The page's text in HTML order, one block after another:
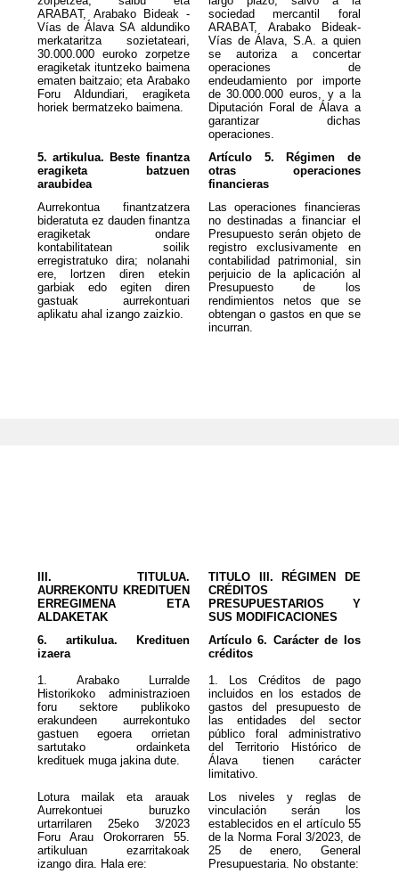
ARABAT, Arabako Bideak -
Vías de Álava SA aldundiko
merkataritza sozietateari,
30.000.000 euroko zorpetze
eragiketak ituntzeko baimena
ematen baitzaio; eta Arabako
Foru Aldundiari, eragiketa
horiek bermatzeko baimena.
sociedad mercantil foral
ARABAT, Arabako Bideak-
Vías de Álava, S.A. a quien
se autoriza a concertar
operaciones de
endeudamiento por importe
de 30.000.000 euros, y a la
Diputación Foral de Álava a
garantizar dichas
operaciones.
5. artikulua. Beste finantza
eragiketa batzuen
araubidea
Artículo 5. Régimen de
otras operaciones
financieras
Aurrekontua finantzatzera
bideratuta ez dauden finantza
eragiketak ondare
kontabilitatean soilik
erregistratuko dira; nolanahi
ere, lortzen diren etekin
garbiak edo egiten diren
gastuak aurrekontuari
aplikatu ahal izango zaizkio.
Las operaciones financieras
no destinadas a financiar el
Presupuesto serán objeto de
registro exclusivamente en
contabilidad patrimonial, sin
perjuicio de la aplicación al
Presupuesto de los
rendimientos netos que se
obtengan o gastos en que se
incurran.
III. TITULUA.
AURREKONTU KREDITUEN
ERREGIMENA ETA
ALDAKETAK
TITULO III. RÉGIMEN DE
CRÉDITOS
PRESUPUESTARIOS Y
SUS MODIFICACIONES
6. artikulua. Kredituen
izaera
1. Arabako Lurralde
Historikoko administrazioen
foru sektore publikoko
erakundeen aurrekontuko
gastuen egoera orrietan
sartutako ordainketa
kredituek muga jakina dute.
Artículo 6. Carácter de los
créditos
1. Los Créditos de pago
incluidos en los estados de
gastos del presupuesto de
las entidades del sector
público foral administrativo
del Territorio Histórico de
Álava tienen carácter
limitativo.
Lotura mailak eta arauak
Aurrekontuei buruzko
urtarrilaren 25eko 3/2023
Foru Arau Orokorraren 55.
artikuluan ezarritakoak
izango dira. Hala ere:
Los niveles y reglas de
vinculación serán los
establecidos en el artículo 55
de la Norma Foral 3/2023, de
25 de enero, General
Presupuestaria. No obstante: